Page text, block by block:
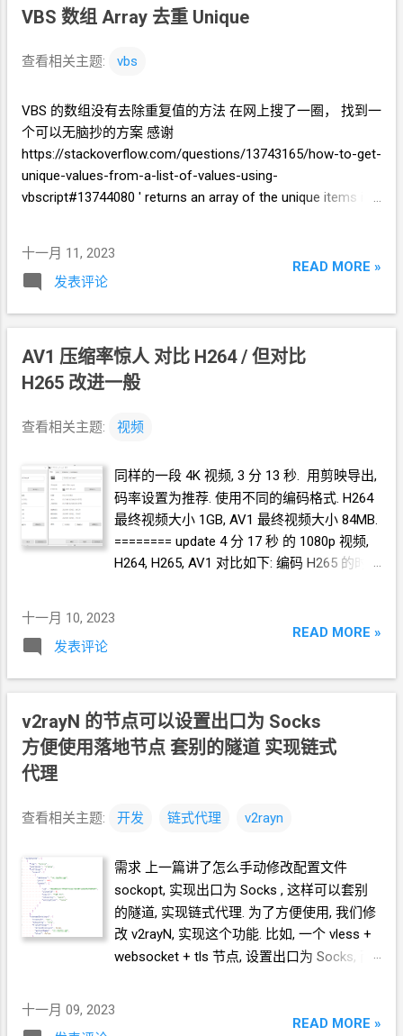
符串数组 arrData = Split(strData, "|") ' 去重 arrData =
uniqFE(arrData) ' 将字符串数组用 | 为间隔拼起来 strData =
Join(arrData, "|") '在开头添加 / strData = "/" + strData '在末尾
fs.OpenTextFile(outputFile, 2, true) ' 写入文件 f.write strData '
关闭文件 f.Close ' returns an array of the unique...
VBS 数组 Array 去重 Unique
查看相关主题: vbs
VBS 的数组没有去除重复值的方法 在网上搜了一圈， 找到一
个可以无脑抄的方案 感谢
https://stackoverflow.com/questions/13743165/how-to-get-
unique-values-from-a-list-of-values-using-
vbscript#13744080 ' returns an array of the unique items in
Dim xItem For Each xItem In fex dicTemp(xItem) = 0
Next uniqFE = dicTemp.Keys() End Function
十一月 11, 2023
发表评论
READ MORE »
AV1 压缩率惊人 对比 H264 / 但对比
H265 改进一般
查看相关主题: 视频
同样的一段 4K 视频, 3 分 13 秒. 用剪映导出,
码率设置为推荐. 使用不同的编码格式. H264
最终视频大小 1GB, AV1 最终视频大小 84MB.
======== update 4 分 17 秒 的 1080p 视频,
H264, H265, AV1 对比如下: 编码 H265 的时
很长. 我以后估计就会一直用 H265 编码了.
十一月 10, 2023
发表评论
READ MORE »
v2rayN 的节点可以设置出口为 Socks
方便使用落地节点 套别的隧道 实现链式
代理
查看相关主题: 开发 链式代理 v2rayn
需求 上一篇讲了怎么手动修改配置文件
sockopt, 实现出口为 Socks , 这样可以套别
的隧道, 实现链式代理. 为了方便使用, 我们修
改 v2rayN, 实现这个功能. 比如, 一个 vless +
websocket + tls 节点, 设置出口为 Socks, 而
十一月 09, 2023
READ MORE »